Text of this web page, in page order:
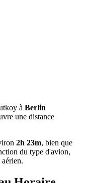
à Berlin
une distance
2h 23m, bien que
du type d'avion,